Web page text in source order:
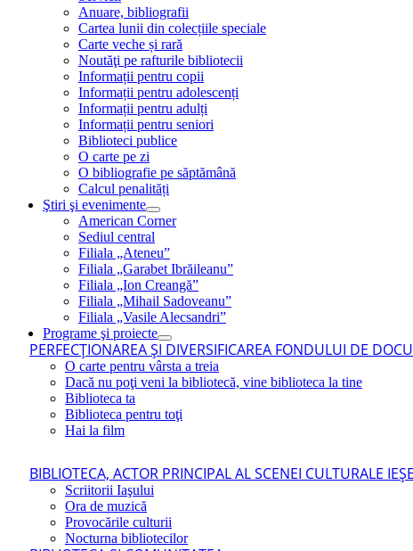
Anuare, bibliografii
Cartea lunii din colecțiile speciale
Carte veche și rară
Noutăţi pe rafturile bibliotecii
Informații pentru copii
Informații pentru adolescenți
Informații pentru adulți
Informații pentru seniori
Biblioteci publice
O carte pe zi
O bibliografie pe săptămână
Calcul penalități
Ştiri şi evenimente
American Corner
Sediul central
Filiala „Ateneu”
Filiala „Garabet Ibrăileanu”
Filiala „Ion Creangă”
Filiala „Mihail Sadoveanu”
Filiala „Vasile Alecsandri”
Programe şi proiecte
PERFECŢIONAREA ŞI DIVERSIFICAREA FONDULUI DE
O carte pentru vârsta a treia
Dacă nu poţi veni la bibliotecă, vine biblioteca la tine
Biblioteca ta
Biblioteca pentru toţi
Hai la film
BIBLIOTECA, ACTOR PRINCIPAL AL SCENEI CULTURALE
Scriitorii Iaşului
Ora de muzică
Provocările culturii
Nocturna bibliotecilor